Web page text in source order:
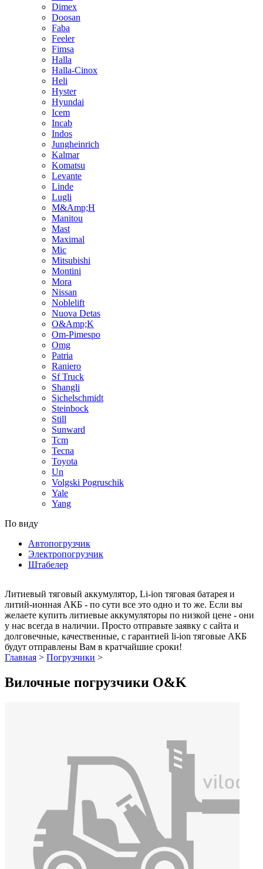
Dimex
Doosan
Faba
Feeler
Fimsa
Halla
Halla-Cinox
Heli
Hyster
Hyundai
Icem
Incab
Indos
Jungheinrich
Kalmar
Komatsu
Levante
Linde
Lugli
M&Amp;H
Manitou
Mast
Maximal
Mic
Mitsubishi
Montini
Mora
Nissan
Noblelift
Nuova Detas
O&Amp;K
Om-Pimespo
Omg
Patria
Raniero
Sf Truck
Shangli
Sichelschmidt
Steinbock
Still
Sunward
Tcm
Tecna
Toyota
Un
Volgski Pogruschik
Yale
Yang
По виду
Автопогрузчик
Электропогрузчик
Штабелер
Литиевый тяговый аккумулятор, Li-ion тяговая батарея и
литий-ионная АКБ - по сути все это одно и то же. Если вы
желаете купить литиевые аккумуляторы по низкой цене - они
у нас всегда в наличии. Просто отправьте заявку с сайта и
долговечные, качественные, с гарантией li-ion тяговые АКБ
будут отправлены Вам в кратчайшие сроки!
Главная > Погрузчики >
Вилочные погрузчики O&K